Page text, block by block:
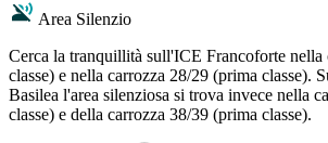
Area Silenzio
Cerca la tranquillità sull'ICE Francoforte nella
classe) e nella carrozza 28/29 (prima classe).
Basilea l'area silenziosa si trova invece nella
classe) e della carrozza 38/39 (prima classe).